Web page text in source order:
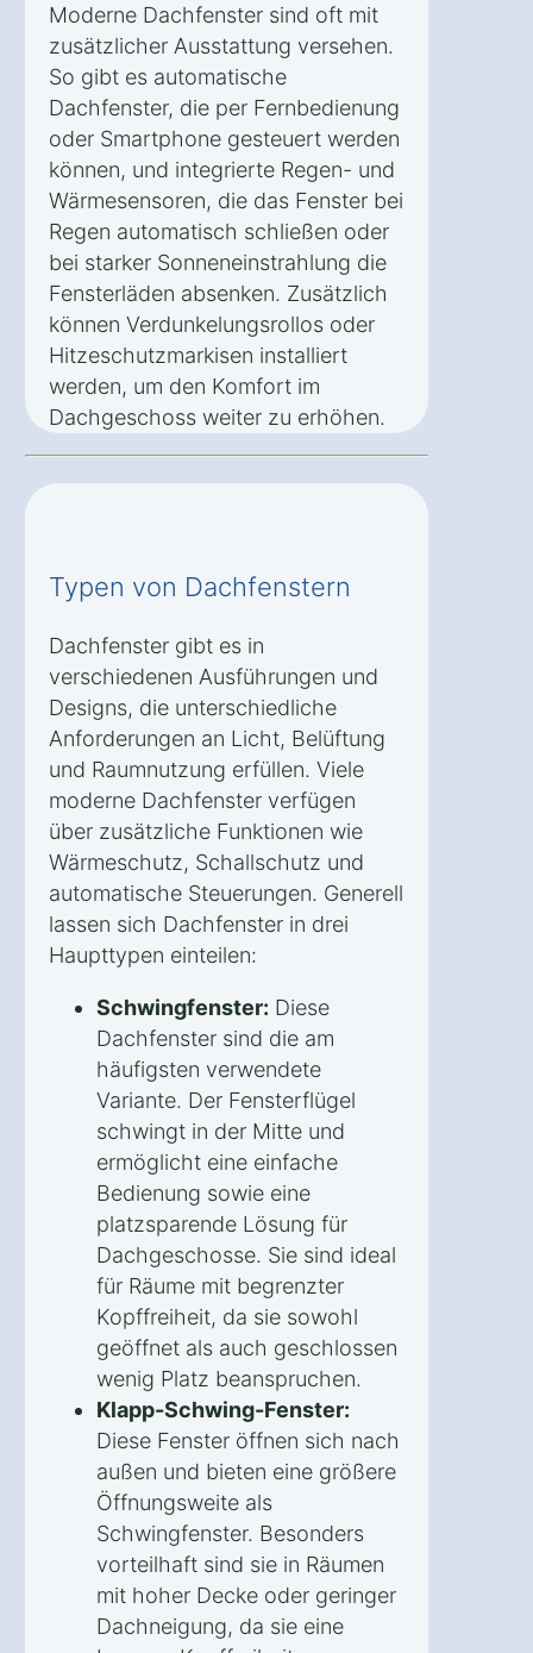
Moderne Dachfenster sind oft mit
zusätzlicher Ausstattung versehen.
So gibt es automatische
Dachfenster, die per Fernbedienung
oder Smartphone gesteuert werden
können, und integrierte Regen- und
Wärmesensoren, die das Fenster bei
Regen automatisch schließen oder
bei starker Sonneneinstrahlung die
Fensterläden absenken. Zusätzlich
können Verdunkelungsrollos oder
Hitzeschutzmarkisen installiert
werden, um den Komfort im
Dachgeschoss weiter zu erhöhen.
Typen von Dachfenstern
Dachfenster gibt es in
verschiedenen Ausführungen und
Designs, die unterschiedliche
Anforderungen an Licht, Belüftung
und Raumnutzung erfüllen. Viele
moderne Dachfenster verfügen
über zusätzliche Funktionen wie
Wärmeschutz, Schallschutz und
automatische Steuerungen. Generell
lassen sich Dachfenster in drei
Haupttypen einteilen:
Schwingfenster: Diese
Dachfenster sind die am
häufigsten verwendete
Variante. Der Fensterflügel
schwingt in der Mitte und
ermöglicht eine einfache
Bedienung sowie eine
platzsparende Lösung für
Dachgeschosse. Sie sind ideal
für Räume mit begrenzter
Kopffreiheit, da sie sowohl
geöffnet als auch geschlossen
wenig Platz beanspruchen.
Klapp-Schwing-Fenster:
Diese Fenster öffnen sich nach
außen und bieten eine größere
Öffnungsweite als
Schwingfenster. Besonders
vorteilhaft sind sie in Räumen
mit hoher Decke oder geringer
Dachneigung, da sie eine